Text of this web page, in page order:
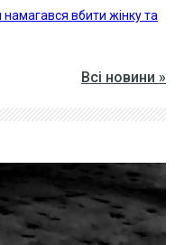
намагався вбити жінку та
Всі новини »